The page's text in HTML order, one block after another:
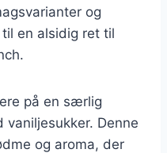
og
en alsidig ret til
på en særlig
Denne
og aroma, der